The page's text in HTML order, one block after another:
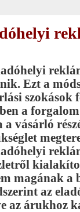
Ezt a
szokások
a
a vásárló
magának a
az
az árukhoz